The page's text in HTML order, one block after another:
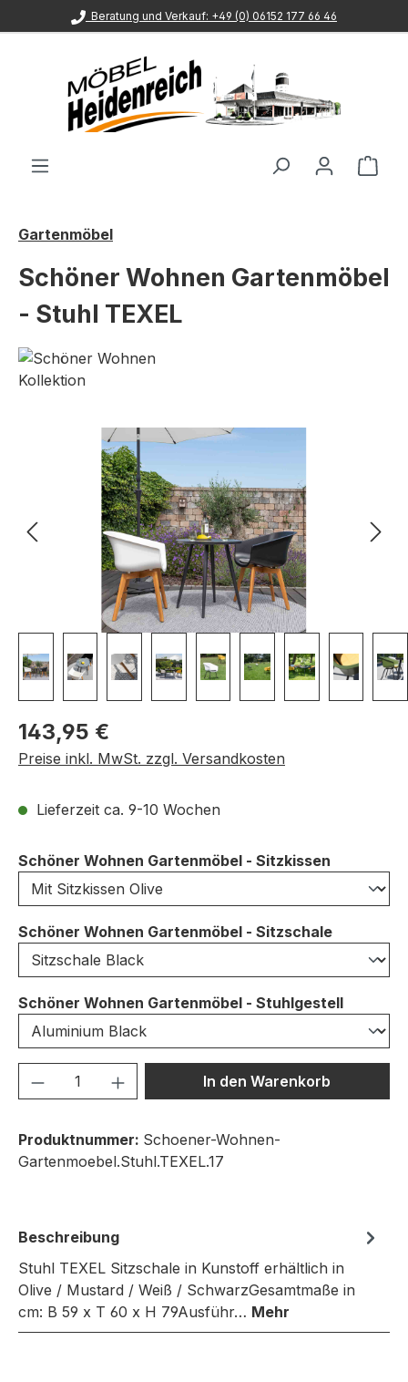
Zum Hauptinhalt springen
Beratung und Verkauf: +49 (0) 06152 177 66 46
Gartenmöbel
Schöner Wohnen Gartenmöbel
- Stuhl TEXEL
Bildergalerie überspringen
Regulärer Preis:
143,95 €
Preise inkl. MwSt. zzgl. Versandkosten
Lieferzeit ca. 9-10 Wochen
Schöner Wohnen Gartenmöbel - Sitzkissen
Schöner Wohnen Gartenmöbel - Sitzschale
Schöner Wohnen Gartenmöbel - Stuhlgestell
Produkt Anzahl: Gib denIn den Warenkorb
Produktnummer: Schoener-Wohnen-
Gartenmoebel.Stuhl.TEXEL.17
Beschreibung
Stuhl TEXEL Sitzschale in Kunstoff erhältlich in
Olive / Mustard / Weiß / SchwarzGesamtmaße in
cm: B 59 x T 60 x H 79Ausführ… Mehr